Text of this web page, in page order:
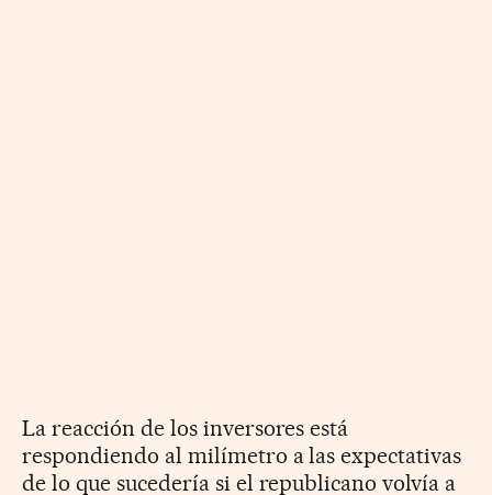
La reacción de los inversores está
respondiendo al milímetro a las expectativas
de lo que sucedería si el republicano volvía a